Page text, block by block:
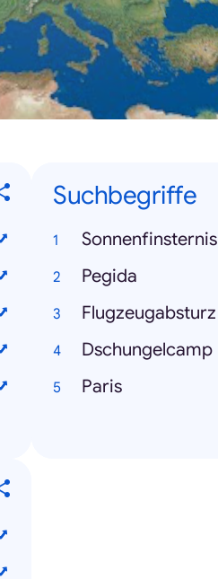
Suchbegriffe
Sonnenfinsternis
Pegida
Flugzeugabsturz
Dschungelcamp
Paris